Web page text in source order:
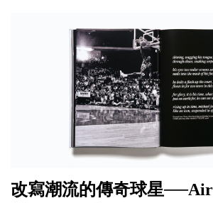
改寫潮流的傳奇球星